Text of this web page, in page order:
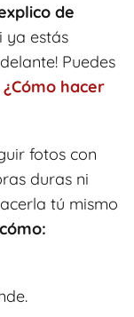
de
ya estás
Puedes
¿Cómo hacer
fotos con
duras ni
tú mismo